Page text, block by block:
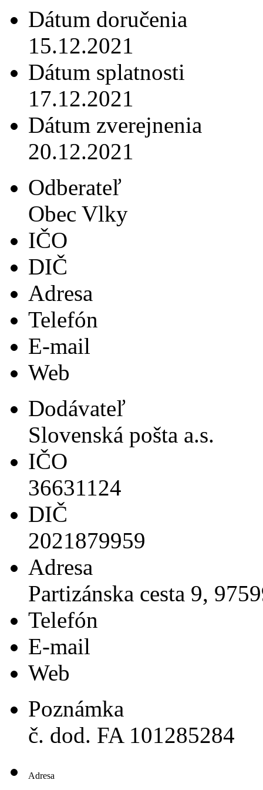
Dátum doručenia
15.12.2021
Dátum splatnosti
17.12.2021
Dátum zverejnenia
20.12.2021
Odberateľ
Obec Vlky
IČO
DIČ
Adresa
Telefón
E-mail
Web
Dodávateľ
Slovenská pošta a.s.
IČO
36631124
DIČ
2021879959
Adresa
Partizánska cesta 9,
Telefón
E-mail
Web
Poznámka
č. dod. FA 101285284
Adresa